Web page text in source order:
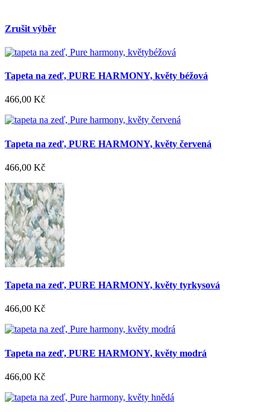
Zrušit výběr
Tapeta na zeď, PURE HARMONY, květy béžová
466,00 Kč
Tapeta na zeď, PURE HARMONY, květy červená
466,00 Kč
Tapeta na zeď, PURE HARMONY, květy tyrkysová
466,00 Kč
Tapeta na zeď, PURE HARMONY, květy modrá
466,00 Kč